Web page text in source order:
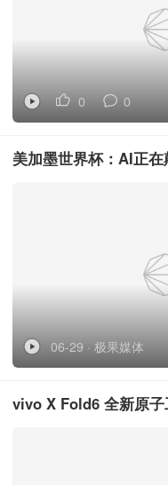
0 0
美加墨世界杯：AI正在
06-29 · 极果媒体
vivo X Fold6 全新原